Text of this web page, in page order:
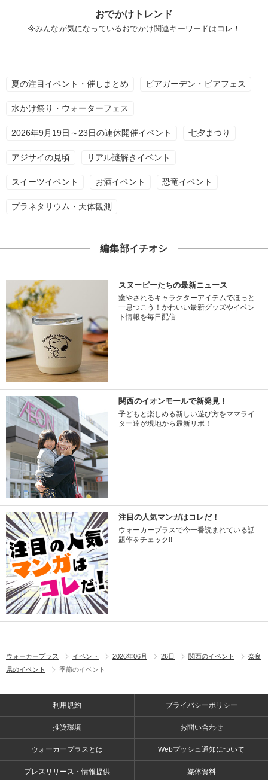
おでかけトレンド
今みんなが気になっているおでかけ関連キーワードはコレ！
夏の注目イベント・催しまとめ ビアガーデン・ビアフェス
水かけ祭り・ウォーターフェス
2026年9月19日～23日の連休開催イベント 七夕まつり
アジサイの見頃 リアル謎解きイベント
スイーツイベント お酒イベント 恐竜イベント
プラネタリウム・天体観測
編集部イチオシ
スヌーピーたちの最新ニュース
癒やされるキャラクターアイテムでほっと
一息つこう！かわいい最新グッズやイベン
ト情報を毎日配信
関西のイオンモールで新発見！
子どもと楽しめる新しい遊び方をママライ
ター達が現地から最新リポ！
注目の人気マンガはコレだ！
ウォーカープラスで今一番読まれている話
題作をチェック!!
ウォーカープラス イベント 2026年06月 26日 関西のイベント
奈良
県のイベント
季節のイベント
利用規約 プライバシーポリシー
推奨環境 お問い合わせ
ウォーカープラスとは Webプッシュ通知について
プレスリリース・情報提供 媒体資料